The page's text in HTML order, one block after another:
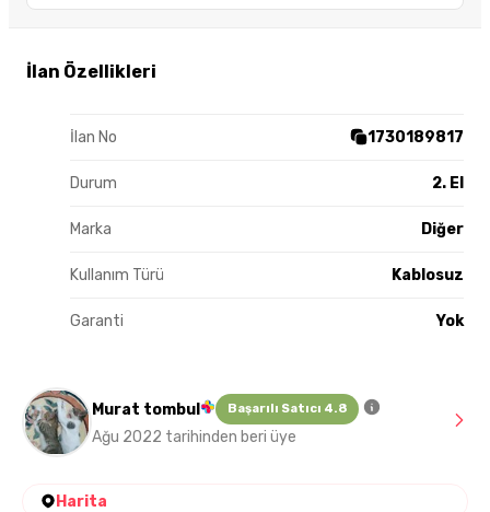
İlan Özellikleri
İlan No 1730189817
Durum 2. El
Marka Diğer
Kullanım Türü Kablosuz
Garanti Yok
Murat tombul Başarılı Satıcı 4.8
Ağu 2022 tarihinden beri üye
Harita